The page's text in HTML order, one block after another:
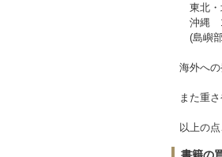
東北・
沖縄
(島嶼
海外へ
また重
以上の点
書籍の